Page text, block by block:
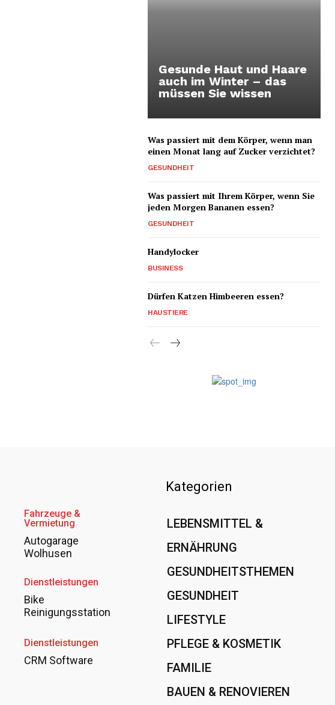
Gesunde Haut und Haare
auch im Winter – das
müssen Sie wissen
Was passiert mit dem Körper, wenn man
einen Monat lang auf Zucker verzichtet?
GESUNDHEIT
Was passiert mit Ihrem Körper, wenn Sie
jeden Morgen Bananen essen?
GESUNDHEIT
Handylocker
BUSINESS
Dürfen Katzen Himbeeren essen?
HAUSTIERE
Fahrzeuge &
Vermietung
Autogarage
Wolhusen
Dienstleistungen
Bike
Reinigungsstation
Dienstleistungen
CRM Software
Kategorien
LEBENSMITTEL &
ERNÄHRUNG
GESUNDHEITSTHEMEN
GESUNDHEIT
LIFESTYLE
PFLEGE & KOSMETIK
FAMILIE
BAUEN & RENOVIEREN